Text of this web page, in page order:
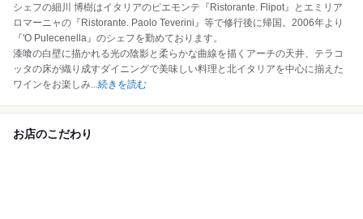
シェフの細川 博樹はイタリアのピエモンテ『Ristorante. Flipot』とエミリア
ロマーニャの『Ristorante. Paolo Teverini』等で修行後に帰国。2006年より
『'O Pulecenella』のシェフを勤めております。
漆喰の白壁に描かれる光の陰影と柔らかな曲線を描くアーチの天井、テラコ
ッタの床が織り成すダイニングで美味しい料理と北イタリアを中心に揃えた
ワインをお楽しみ...続きを読む
お店のこだわり